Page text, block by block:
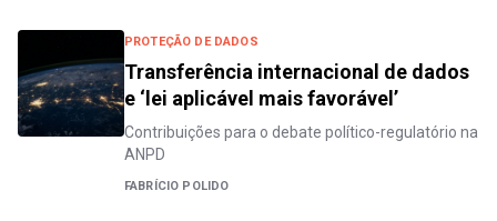
PROTEÇÃO DE DADOS
Transferência internacional de dados
e ‘lei aplicável mais favorável’
Contribuições para o debate político-regulatório na
ANPD
FABRÍCIO POLIDO